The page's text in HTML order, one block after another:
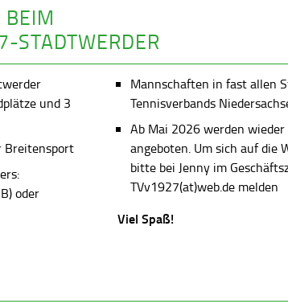
STADTWERDER
und 3
Breitensport
oder
Mannschaften in fast allen
Tennisverbands
Ab Mai 2026 werden
angeboten. Um sich auf die
bitte bei Jenny im
TVv1927(at)web.de melden
Viel Spaß!